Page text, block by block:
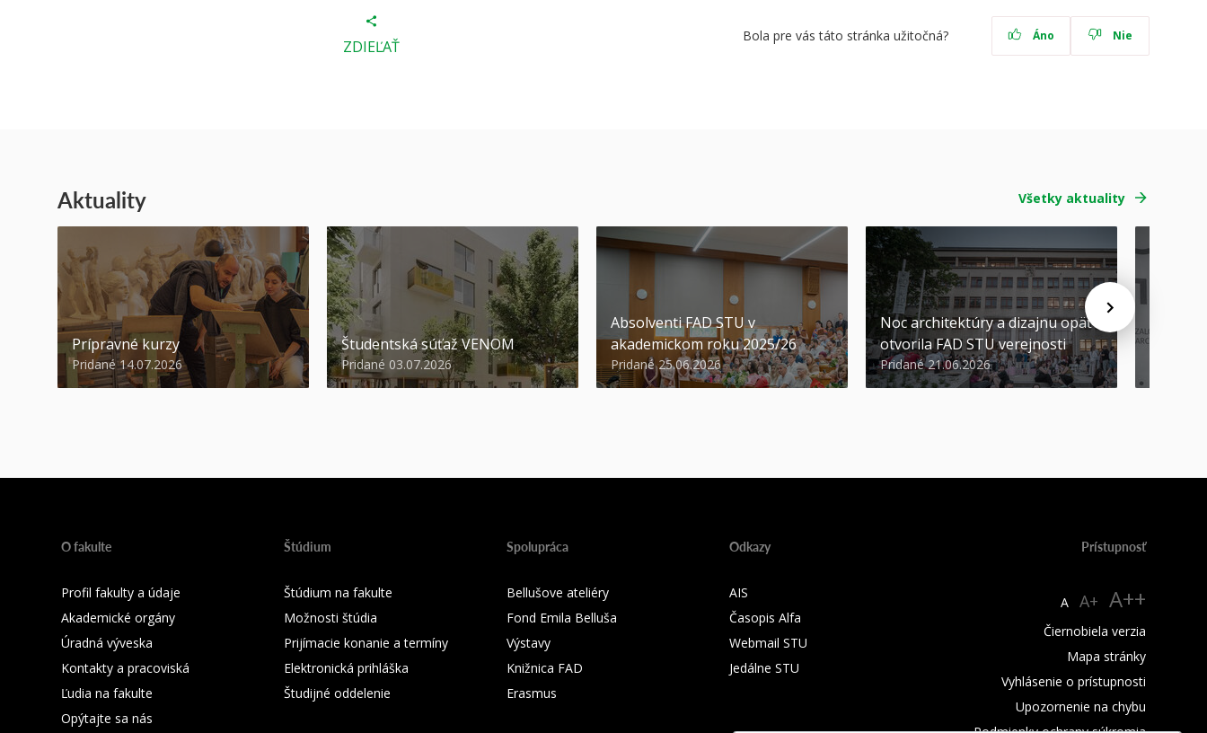
ZDIEĽAŤ
Bola pre vás táto stránka užitočná? Áno Nie
Aktuality Všetky aktuality
Prípravné kurzy
Pridané 14.07.2026
Študentská súťaž VENOM
Pridané 03.07.2026
Absolventi FAD STU v
akademickom roku 2025/26
Pridané 25.06.2026
Noc architektúry a dizajnu opäť
otvorila FAD STU verejnosti
Pridané 21.06.2026
O fakulte
Profil fakulty a údaje
Akademické orgány
Úradná výveska
Kontakty a pracoviská
Ľudia na fakulte
Opýtajte sa nás
Štúdium
Štúdium na fakulte
Možnosti štúdia
Prijímacie konanie a termíny
Elektronická prihláška
Študijné oddelenie
Spolupráca
Bellušove ateliéry
Fond Emila Belluša
Výstavy
Knižnica FAD
Erasmus
Odkazy
AIS
Časopis Alfa
Webmail STU
Jedálne STU
Prístupnosť
A A+ A++
Čiernobiela verzia
Mapa stránky
Vyhlásenie o prístupnosti
Upozornenie na chybu